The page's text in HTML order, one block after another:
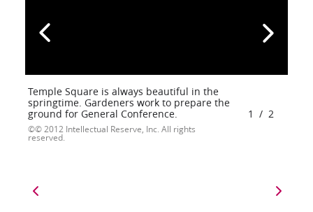
Temple Square is always beautiful in the
springtime. Gardeners work to prepare the
ground for General Conference.
© 2012 Intellectual Reserve, Inc. All rights
reserved.
1 / 2